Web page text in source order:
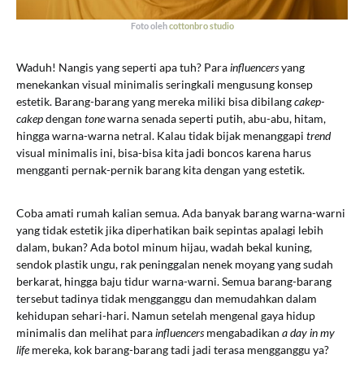
Foto olehcottonbro studio
Waduh! Nangis yang seperti apa tuh? Parainfluencersyang
menekankan visual minimalis seringkali mengusung konsep
estetik. Barang-barang yang mereka miliki bisa dibilangcakep-
cakepdengan tonewarna senada seperti putih, abu-abu, hitam,
hingga warna-warna netral. Kalau tidak bijak menanggapi trend
visual minimalis ini, bisa-bisa kita jadi boncos karena harus
mengganti pernak-pernik barang kita dengan yang estetik.
Coba amati rumah kalian semua. Ada banyak barang warna-warni
yang tidak estetik jika diperhatikan baik sepintas apalagi lebih
dalam, bukan? Ada botol minum hijau, wadah bekal kuning,
sendok plastik ungu, rak peninggalan nenek moyang yang sudah
berkarat, hingga baju tidur warna-warni. Semua barang-barang
tersebut tadinya tidak mengganggu dan memudahkan dalam
kehidupan sehari-hari. Namun setelah mengenal gaya hidup
minimalis dan melihat parainfluencersmengabadikan a day in my
lifemereka, kok barang-barang tadi jadi terasa mengganggu ya?